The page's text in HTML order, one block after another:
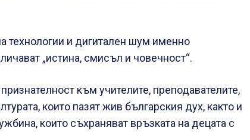
технологии и дигитален шум именно
„истина, смисъл и човечност“.
към учителите, преподавателите,
които пазят жив българския дух, както и
които съхраняват връзката на децата с